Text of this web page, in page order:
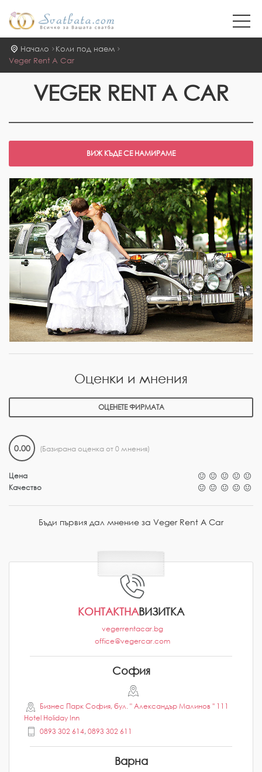
Начало
Коли под наем
Veger Rent A Car
VEGER RENT A CAR
Оценки и мнения
ОЦЕНЕТЕ ФИРМАТА
0.00 (Базирана оценка от 0 мнения)
Цена
Качество
Бъди първия дал мнение за Veger Rent A Car
КОНТАКТНАВИЗИТКА
vegerrentacar.bg
office@vegercar.com
София
Бизнес Парк София, бул. " Александър Малинов '' 111
Hotel Holiday Inn
0893 302 614,0893 302 611
Варна